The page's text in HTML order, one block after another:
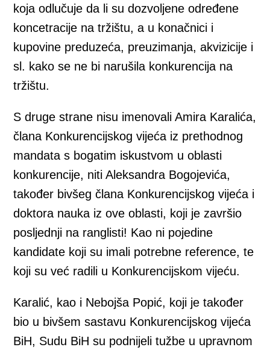
koja odlučuje da li su dozvoljene određene
koncetracije na tržištu, a u konačnici i
kupovine preduzeća, preuzimanja, akvizicije i
sl. kako se ne bi narušila konkurencija na
tržištu.
S druge strane nisu imenovali Amira Karalića,
člana Konkurencijskog vijeća iz prethodnog
mandata s bogatim iskustvom u oblasti
konkurencije, niti Aleksandra Bogojevića,
također bivšeg člana Konkurencijskog vijeća i
doktora nauka iz ove oblasti, koji je završio
posljednji na ranglisti! Kao ni pojedine
kandidate koji su imali potrebne reference, te
koji su već radili u Konkurencijskom vijeću.
Karalić, kao i Nebojša Popić, koji je također
bio u bivšem sastavu Konkurencijskog vijeća
BiH, Sudu BiH su podnijeli tužbe u upravnom